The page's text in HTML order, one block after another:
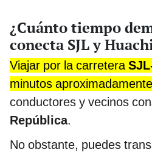
¿Cuánto tiempo
conecta SJL y
Viajar por la carretera
minutos
conductores y vecinos
República.
No obstante, puedes